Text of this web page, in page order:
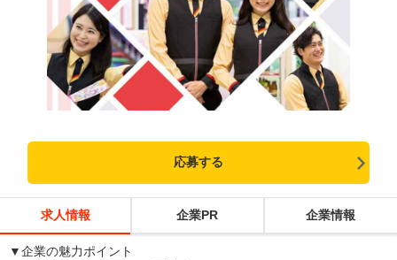
応募する
求人情報 企業PR 企業情報
▼企業の魅力ポイント